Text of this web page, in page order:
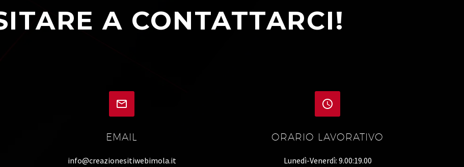
A CONTATTARCI!


EMAIL
info@creazionesitiwebimola.it


ORARIO LAVORATIVO
Lunedì-Venerdì: 9.00:19.00